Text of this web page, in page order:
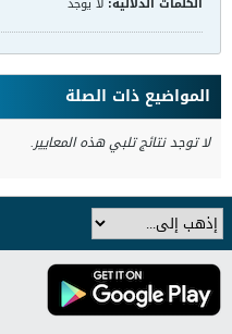
المواضيع ذات الصلة
لا توجد نتائج تلبي هذه المعايير.